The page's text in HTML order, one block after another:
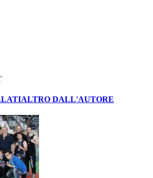
ALTRO DALL'AUTORE